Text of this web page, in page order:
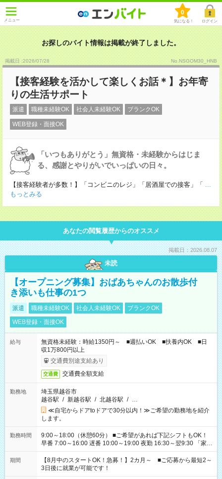
メニュー
0
気になる！ ログイン
お探しのバイト情報は掲載が終了しました。
掲載日 :2026/07/28 No.NSGOM30_HNB
【接客経験を活かして楽しくお話＊】お年寄
りの生活サポート
派遣 職種未経験OK 社会人未経験OK ブランクOK
WEB登録・面接OK
「いつもありがとう」無資格・未経験からはじま
る、感謝とやりがいでいっぱいの日々。
【接客経験者が多数！】「コンビニのレジ」「居酒屋での接客」「 ...
もっとみる
あなたの閲覧履歴からのオススメ
掲載日：2026.08.07
未読
【オープニング募集】おばあちゃんのお散歩付
き添いも仕事の1つ
派遣 職種未経験OK 社会人未経験OK
ブランクOK
WEB登録・面接OK
給与
無資格未経験：時給1350円～ ■週払いOK ■扶養内OK ■日
収1万800円以上
交通費別途支給あり
交通費 交通費全額支給
勤務地
埼玉県越谷市
越谷駅 / 新越谷駅 / 北越谷駅 / …
≪自宅からドアtoドアで30分以内！≫ご希望の勤務地を紹介
します。
勤務時間
9:00～18:00（休憩60分） ■ご希望があれば下記シフトもOK！
早番 7:00～16:00 遅番 10:00～19:00 夜勤 16:30～翌9:30 「家族
と休みを合わせたい」 「余裕を持って夕飯の準備がしたい」
「できれば残業はしたくない」 など、ご希望を教えてください
ね。 ※Wワーク希望の方へ 今ご覧のお仕事で希望する勤務時間
と、もう1つのお仕事の勤務時間。 合計で週40時間を超える場
期間
【8月中のスタートOK！急募！】2カ月～ ■ご応募から最短2～
3日後に就業が可能です！